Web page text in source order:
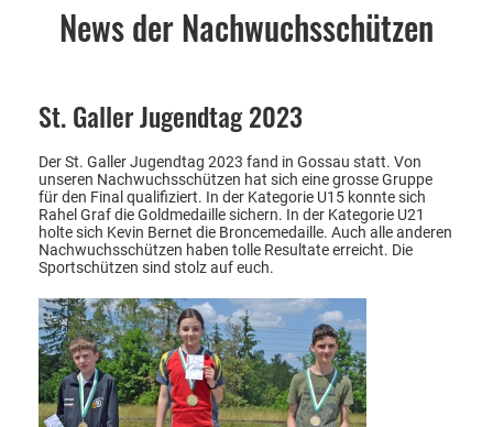
News der Nachwuchsschützen
St. Galler Jugendtag 2023
Der St. Galler Jugendtag 2023 fand in Gossau statt. Von
unseren Nachwuchsschützen hat sich eine grosse Gruppe
für den Final qualifiziert. In der Kategorie U15 konnte sich
Rahel Graf die Goldmedaille sichern. In der Kategorie U21
holte sich Kevin Bernet die Broncemedaille. Auch alle anderen
Nachwuchsschützen haben tolle Resultate erreicht. Die
Sportschützen sind stolz auf euch.